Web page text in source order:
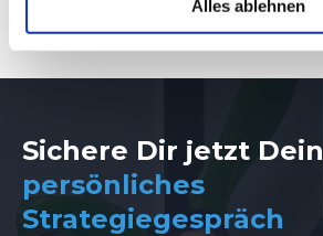
Alles ablehnen
Sichere Dir jetzt Dein
persönliches
Strategiegespräch